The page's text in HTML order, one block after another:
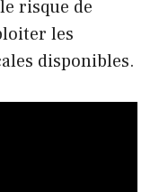
risque de
les
disponibles.